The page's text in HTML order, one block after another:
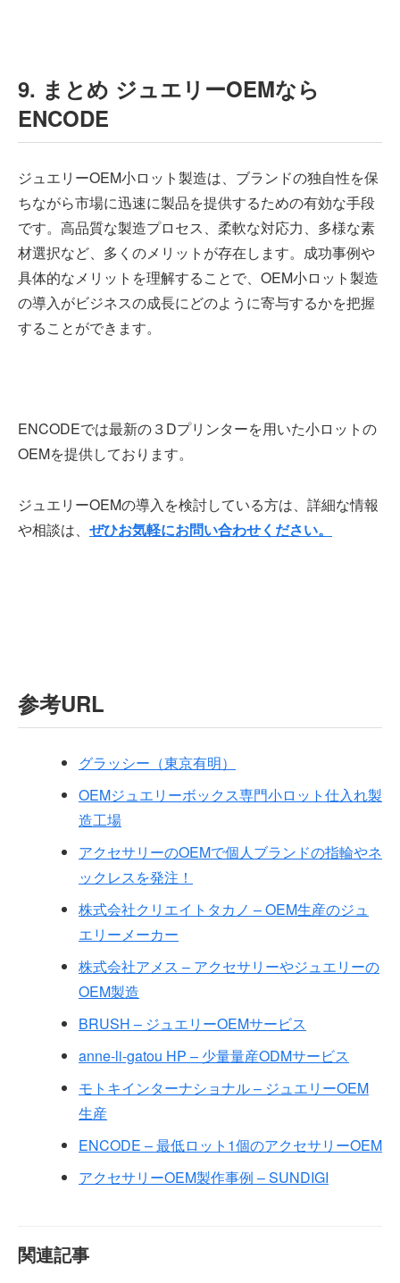
9. まとめ ジュエリーOEMなら
ENCODE
ジュエリーOEM小ロット製造は、ブランドの独自性を保
ちながら市場に迅速に製品を提供するための有効な手段
です。高品質な製造プロセス、柔軟な対応力、多様な素
材選択など、多くのメリットが存在します。成功事例や
具体的なメリットを理解することで、OEM小ロット製造
の導入がビジネスの成長にどのように寄与するかを把握
することができます。
ENCODEでは最新の３Dプリンターを用いた小ロットの
OEMを提供しております。
ジュエリーOEMの導入を検討している方は、詳細な情報
や相談は、 ぜひお気軽にお問い合わせください。
参考URL
グラッシー（東京有明）
OEMジュエリーボックス専門小ロット仕入れ製
造工場
アクセサリーのOEMで個人ブランドの指輪やネ
ックレスを発注！
株式会社クリエイトタカノ – OEM生産のジュ
エリーメーカー
株式会社アメス – アクセサリーやジュエリーの
OEM製造
BRUSH – ジュエリーOEMサービス
anne-li-gatou HP – 少量量産ODMサービス
モトキインターナショナル – ジュエリーOEM
生産
ENCODE – 最低ロット1個のアクセサリーOEM
アクセサリーOEM製作事例 – SUNDIGI
関連記事